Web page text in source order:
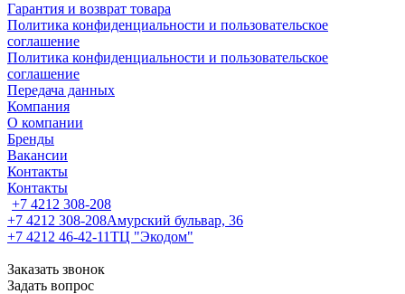
Гарантия и возврат товара
Политика конфиденциальности и пользовательское
соглашение
Политика конфиденциальности и пользовательское
соглашение
Передача данных
Компания
О компании
Бренды
Вакансии
Контакты
Контакты
+7 4212 308-208
+7 4212 308-208Амурский бульвар, 36
+7 4212 46-42-11ТЦ "Экодом"
Заказать звонок
Задать вопрос